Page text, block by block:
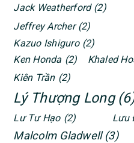
Jack Weatherford (2)
Jeffrey Archer (2)
Kazuo Ishiguro (2)
Ken Honda (2) Khaled
Kiên Trần (2)
Lý Thượng Long
Lư Tư Hạo (2) Lưu
Malcolm Gladwell (3)